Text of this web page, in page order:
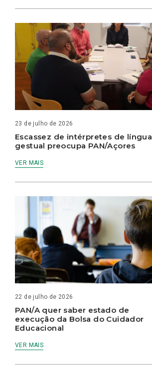
23 de julho de 2026
Escassez de intérpretes de língua
gestual preocupa PAN/Açores
VER MAIS
22 de julho de 2026
PAN/A quer saber estado de
execução da Bolsa do Cuidador
Educacional
VER MAIS